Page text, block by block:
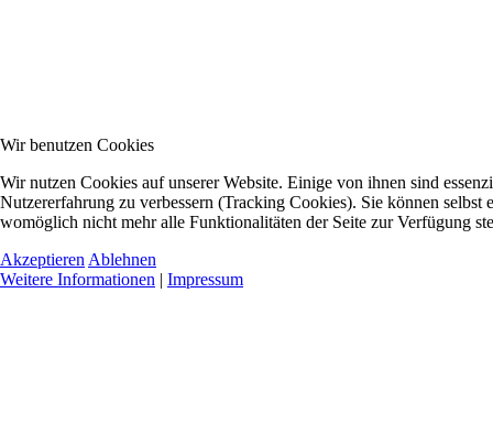
Wir benutzen Cookies
Wir nutzen Cookies auf unserer Website. Einige von ihnen sind
Nutzererfahrung zu verbessern (Tracking Cookies). Sie können
womöglich nicht mehr alle Funktionalitäten der Seite zur Verfügung
Akzeptieren Ablehnen
Weitere Informationen | Impressum